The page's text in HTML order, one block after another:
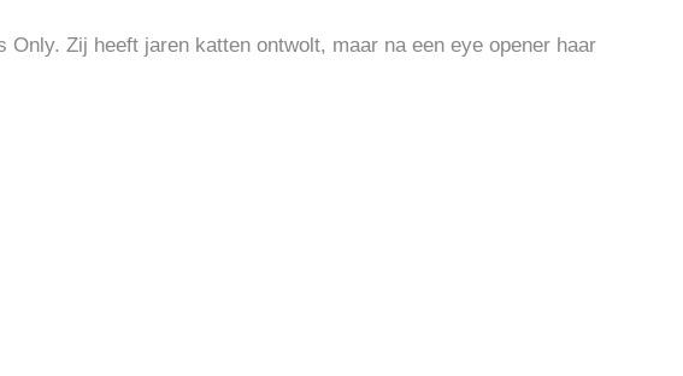
Zij heeft jaren katten ontwolt, maar na een eye opener haar